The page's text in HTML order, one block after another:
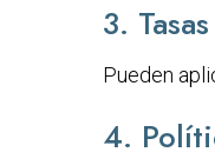
3.
Pueden
4.